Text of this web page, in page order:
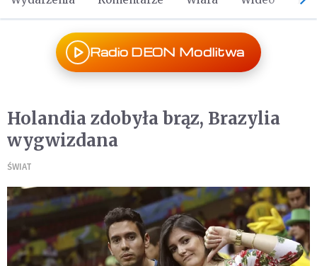
Radio DEON Modlitwa
Holandia zdobyła brąz, Brazylia
wygwizdana
ŚWIAT